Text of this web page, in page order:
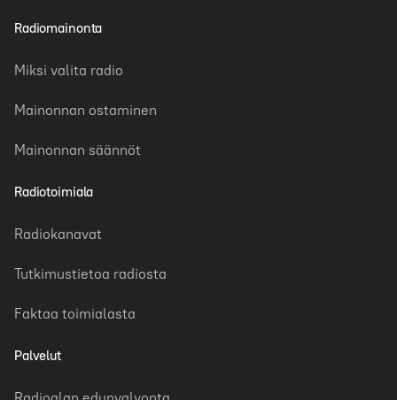
Radiomainonta
Miksi valita radio
Mainonnan ostaminen
Mainonnan säännöt
Radiotoimiala
Radiokanavat
Tutkimustietoa radiosta
Faktaa toimialasta
Palvelut